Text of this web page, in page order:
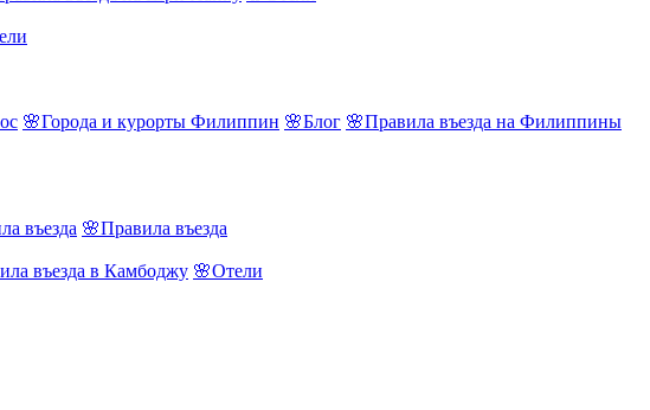
🌸Города и курорты Филиппин 🌸Блог 🌸Правила въезда на Филиппины
въезда 🌸Правила въезда
въезда в Камбоджу 🌸Отели